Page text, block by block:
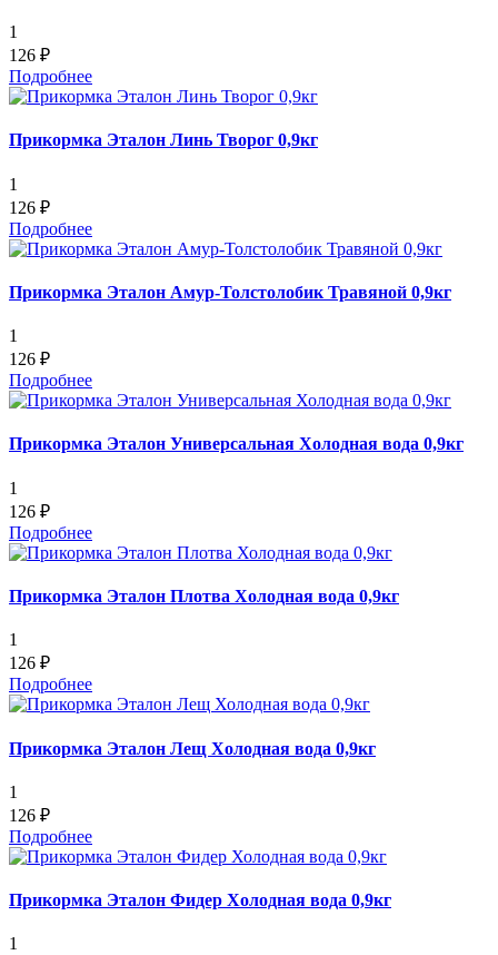
1
126 ₽
Подробнее
Прикормка Эталон Линь Творог 0,9кг
1
126 ₽
Подробнее
Прикормка Эталон Амур-Толстолобик Травяной 0,9кг
1
126 ₽
Подробнее
Прикормка Эталон Универсальная Холодная вода 0,9кг
1
126 ₽
Подробнее
Прикормка Эталон Плотва Холодная вода 0,9кг
1
126 ₽
Подробнее
Прикормка Эталон Лещ Холодная вода 0,9кг
1
126 ₽
Подробнее
Прикормка Эталон Фидер Холодная вода 0,9кг
1